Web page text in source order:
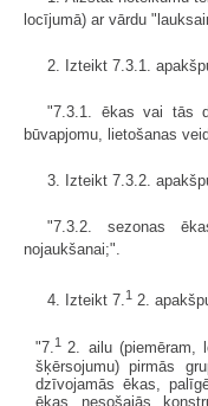
locījumā) ar vārdu
2. Izteikt 7.3.1.
"7.3.1. ēkas vai tās
būvapjomu, lietošanas
3. Izteikt 7.3.2.
"7.3.2. sezonas
nojaukšanai;".
4. Izteikt 7.1 2.
"7.1 2. ailu (piemēram,
šķērsojumu) pirmās
dzīvojamās ēkas,
ēkas nesošajās